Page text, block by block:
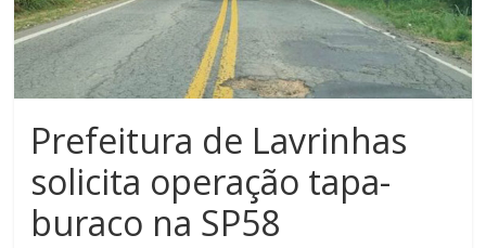
Prefeitura de Lavrinhas
solicita operação tapa-
buraco na SP58